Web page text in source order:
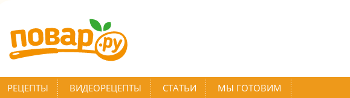
РЕЦЕПТЫ ВИДЕОРЕЦЕПТЫ СТАТЬИ МЫ ГОТОВИМ